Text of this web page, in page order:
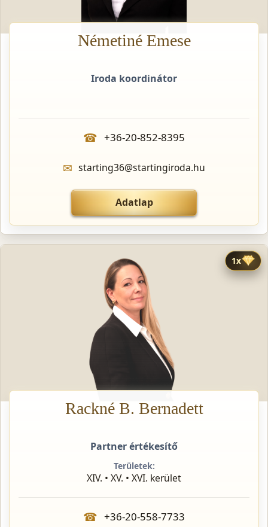
Németiné Emese
Iroda koordinátor
☎ +36-20-852-8395
✉ starting36@startingiroda.hu
Adatlap
1x
Rackné B. Bernadett
Partner értékesítő
Területek:
XIV. • XV. • XVI. kerület
☎ +36-20-558-7733